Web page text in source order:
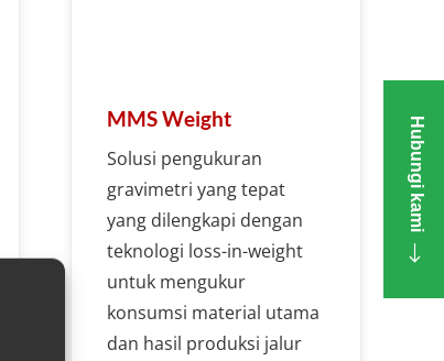
MMS Weight
Solusi pengukuran
gravimetri yang tepat
yang dilengkapi dengan
teknologi loss-in-weight
untuk mengukur
konsumsi material utama
dan hasil produksi jalur
Hubungi kami